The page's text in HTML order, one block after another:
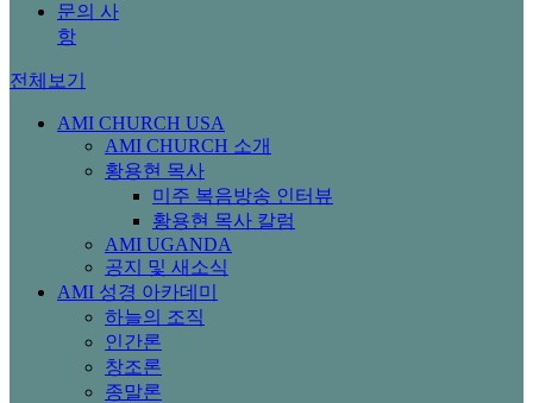
문의 사
항
전체보기
AMI CHURCH USA
AMI CHURCH 소개
황용현 목사
미주 복음방송 인터뷰
황용현 목사 칼럼
AMI UGANDA
공지 및 새소식
AMI 성경 아카데미
하늘의 조직
인간론
창조론
종말론